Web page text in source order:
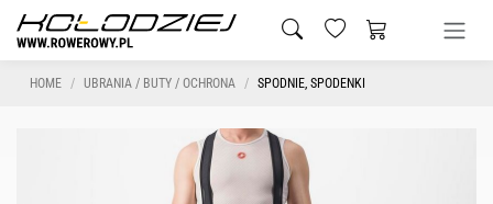
HOME UBRANIA / BUTY / OCHRONA SPODNIE, SPODENKI